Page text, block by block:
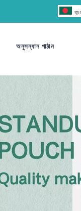
অনুসন্ধান পাঠান